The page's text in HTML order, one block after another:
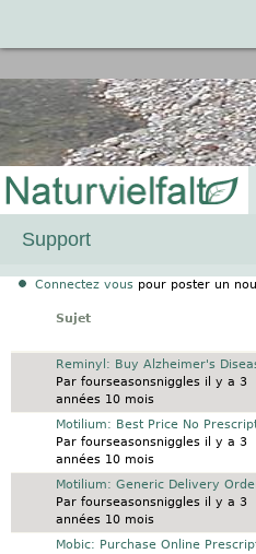
Support
Connectez vous pour poster un
Sujet
Sujet normalReminyl: Buy Alzheimer's
Par fourseasonsnigglesil y a 3
années 10 mois
Sujet normalMotilium: Best Price No
Par fourseasonsnigglesil y a 3
années 10 mois
Sujet normalMotilium: Generic Delivery
Par fourseasonsnigglesil y a 3
années 10 mois
Sujet normalMobic: Purchase Online